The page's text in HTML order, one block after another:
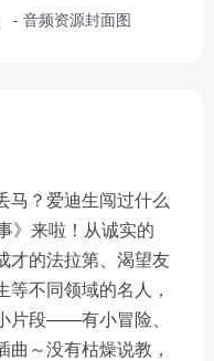
马？爱迪生闯过什么
》来啦！从诚实的
才的法拉第、渴望友
不同领域的名人，
片段——有小冒险、
～没有枯燥说教，